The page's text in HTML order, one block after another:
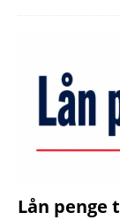
Lån penge